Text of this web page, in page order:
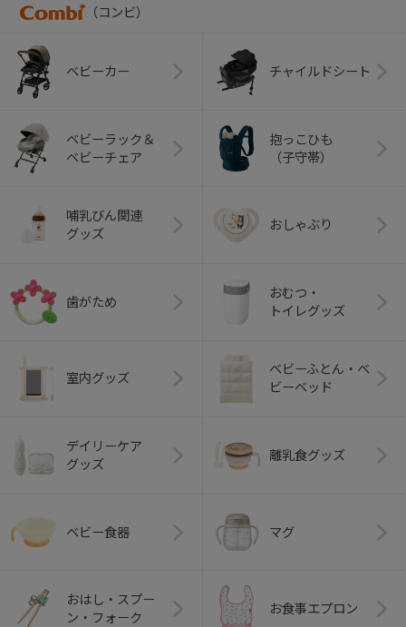
（コンビ）
ベビーカー チャイルドシート
ベビーラック＆
ベビーチェア
抱っこひも
（子守帯）
哺乳びん関連
グッズ
おしゃぶり
歯がため
おむつ・
トイレグッズ
室内グッズ
ベビーふとん・ベ
ビーベッド
デイリーケア
グッズ
離乳食グッズ
ベビー食器 マグ
おはし・スプー
ン・フォーク
お食事エプロン